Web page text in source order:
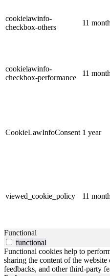
cookielawinfo-
checkbox-others
11
cookielawinfo-
checkbox-performance
11
CookieLawInfoConsent 1 year
viewed_cookie_policy 11
Functional
functional
Functional cookies help to
sharing the content of the
feedbacks, and other third-party